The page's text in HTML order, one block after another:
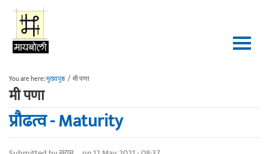
Skip to main content
You are here:मुख्यपृष्ठ / मी पणा
मी पणा
प्रौढत्व - Maturity